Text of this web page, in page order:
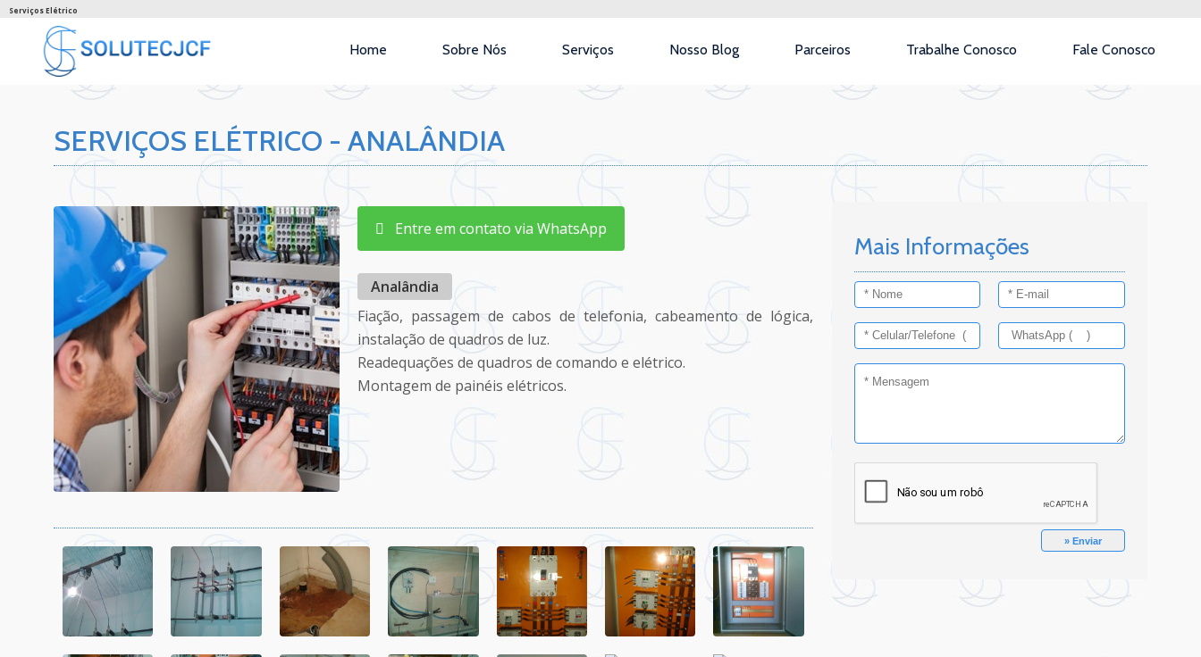
Serviços Elétrico
Home Sobre Nós Serviços Nosso Blog Parceiros Trabalhe Conosco Fale Conosco
SERVIÇOS ELÉTRICO - ANALÂNDIA
Entre em contato via WhatsApp
Analândia
Fiação, passagem de cabos de telefonia, cabeamento de lógica,
instalação de quadros de luz.
Readequações de quadros de comando e elétrico.
Montagem de painéis elétricos.
Mais Informações